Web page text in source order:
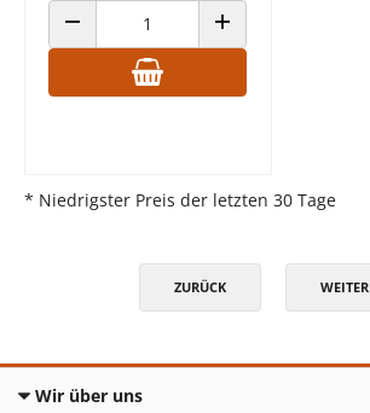
ANZAHL VERRINGERN ANZAHL ERHÖHEN
* Niedrigster Preis der letzten 30 Tage
ZURÜCK WEITER
Wir über uns